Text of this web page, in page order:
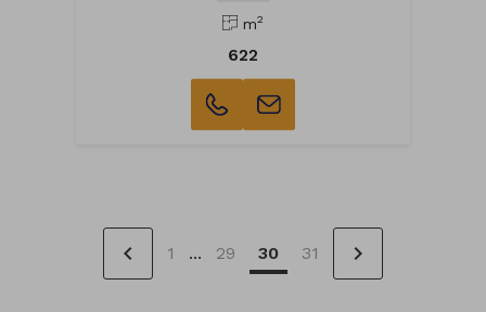
m2
622
chevron_left 1 ... 29 30 31 chevron_right